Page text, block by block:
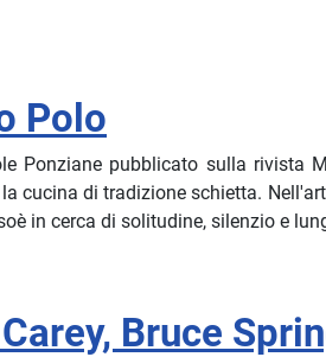
Polo
Ponziane pubblicato sulla rivista
cucina di tradizione schietta.
in cerca di solitudine, silenzio e
Bruce